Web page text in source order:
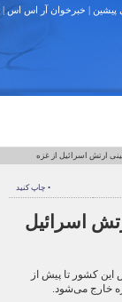
پیشین | خبرخوان آر اس اس|
ارتش اسرائیل از غزه
• چاپ کنید
اسرائیل
این کشور تا پیش از
خارج می‌‌شود.